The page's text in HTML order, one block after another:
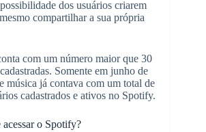
dos usuários criarem
compartilhar a sua própria
com um número maior que 30
Somente em junho de
música já contava com um total de
cadastrados e ativos no Spotify.
acessar o Spotify?